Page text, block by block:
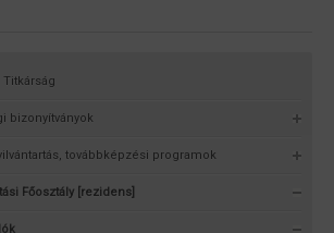
bizonyítványok
továbbképzési programok
Főosztály [rezidens]